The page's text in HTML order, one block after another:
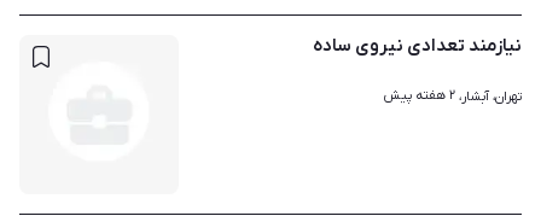
نیازمند تعدادی نیروی ساده
تهران، آبشار، ۲ هفته پیش